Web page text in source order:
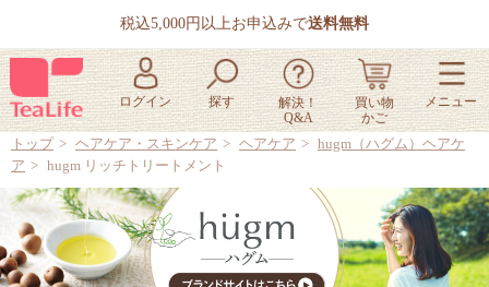
税込5,000円以上お申込みで送料無料
トップ ヘアケア・スキンケア ヘアケア
hugm（ハグム）ヘアケ
ア
hugm リッチトリートメント